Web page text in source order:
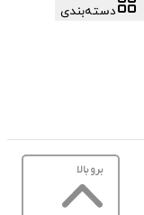
دسته‌بندی
برو بالا